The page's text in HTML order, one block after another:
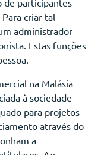
criar tal
administrador
Estas funções
na Malásia
à sociedade
para projetos
através do
a